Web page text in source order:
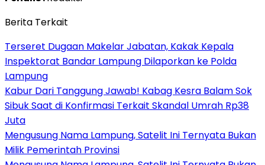
Berita Terkait
Terseret Dugaan Makelar Jabatan, Kakak Kepala
Inspektorat Bandar Lampung Dilaporkan ke Polda
Lampung
Kabur Dari Tanggung Jawab! Kabag Kesra Balam Sok
Sibuk Saat di Konfirmasi Terkait Skandal Umrah Rp38
Juta
Mengusung Nama Lampung, Satelit Ini Ternyata Bukan
Milik Pemerintah Provinsi